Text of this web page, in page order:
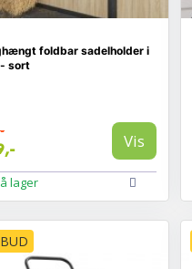
foldbar sadelholder i
sort
Vis
lager